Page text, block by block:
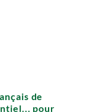
de
pour